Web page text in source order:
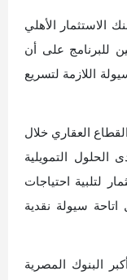
الاستثمار الأهلي
للبرنامج على أن
اللازمة لتسريع
العقاري خلال
الحلول التمويلية
لتلبية احتياجات
سيولة نقدية
البنوك المصرية